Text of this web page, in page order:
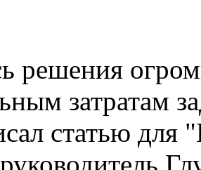
решения
затратам
статью